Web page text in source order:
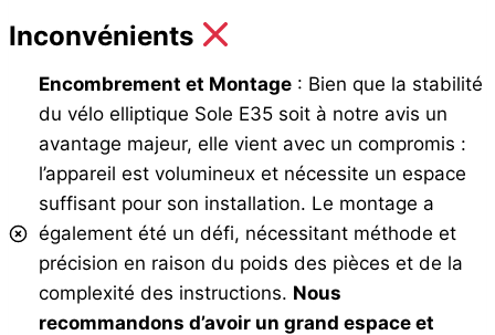
Inconvénients
Encombrement et Montage : Bien que la stabilité
du vélo elliptique Sole E35 soit à notre avis un
avantage majeur, elle vient avec un compromis :
l’appareil est volumineux et nécessite un espace
suffisant pour son installation. Le montage a
également été un défi, nécessitant méthode et
précision en raison du poids des pièces et de la
complexité des instructions. Nous
recommandons d’avoir un grand espace et